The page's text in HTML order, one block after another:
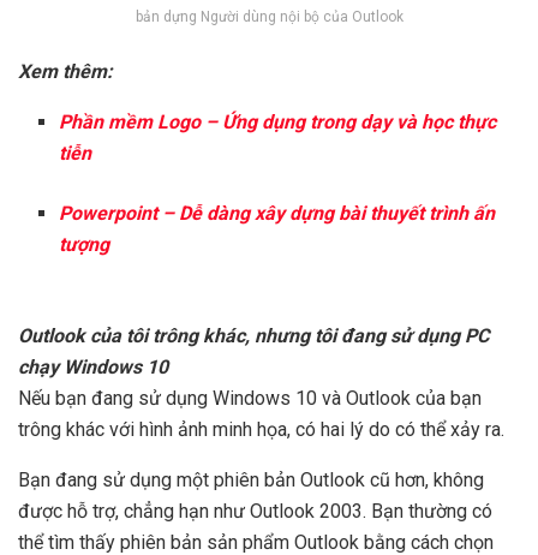
bản dựng Người dùng nội bộ của Outlook
Xem thêm:
Phần mềm Logo – Ứng dụng trong dạy và học thực
tiễn
Powerpoint – Dễ dàng xây dựng bài thuyết trình ấn
tượng
Outlook của tôi trông khác, nhưng tôi đang sử dụng PC
chạy Windows 10
Nếu bạn đang sử dụng Windows 10 và Outlook của bạn
trông khác với hình ảnh minh họa, có hai lý do có thể xảy ra.
Bạn đang sử dụng một phiên bản Outlook cũ hơn, không
được hỗ trợ, chẳng hạn như Outlook 2003. Bạn thường có
thể tìm thấy phiên bản sản phẩm Outlook bằng cách chọn